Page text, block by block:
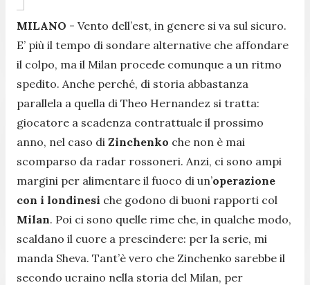
MILANO - Vento dell’est, in genere si va sul sicuro.
E’ più il tempo di sondare alternative che affondare
il colpo, ma il Milan procede comunque a un ritmo
spedito. Anche perché, di storia abbastanza
parallela a quella di Theo Hernandez si tratta:
giocatore a scadenza contrattuale il prossimo
anno, nel caso di Zinchenko che non è mai
scomparso da radar rossoneri. Anzi, ci sono ampi
margini per alimentare il fuoco di un’operazione
con i londinesi che godono di buoni rapporti col
Milan. Poi ci sono quelle rime che, in qualche modo,
scaldano il cuore a prescindere: per la serie, mi
manda Sheva. Tant’è vero che Zinchenko sarebbe il
secondo ucraino nella storia del Milan, per